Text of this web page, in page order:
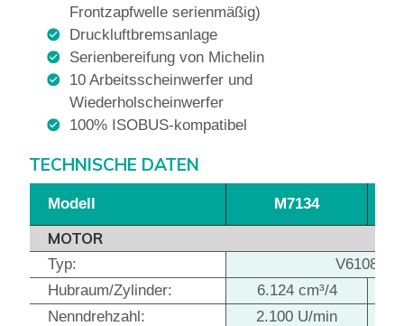
Frontzapfwelle serienmäßig)
Druckluftbremsanlage
Serienbereifung von Michelin
10 Arbeitsscheinwerfer und
Wiederholscheinwerfer
100% ISOBUS-kompatibel
TECHNISCHE DATEN
Modell M7134
MOTOR
Typ:
V6108
Hubraum/Zylinder:
6.124 cm³/4
Nenndrehzahl:
2.100 U/min